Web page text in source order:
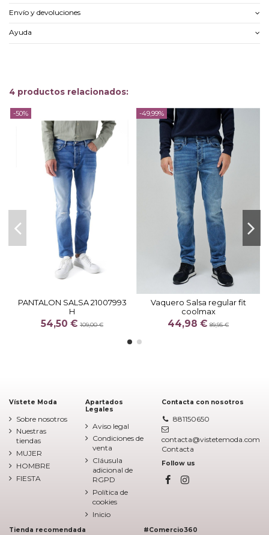
Envío y devoluciones
Ayuda
4 productos relacionados:
-50%
PANTALON SALSA 21007993
H
54,50 € 109,00 €
-49,99%
Vaquero Salsa regular fit
coolmax
44,98 € 89,95 €
Vístete Moda
Sobre nosotros
Nuestras
tiendas
MUJER
HOMBRE
FIESTA
Apartados
Legales
Aviso legal
Condiciones de
venta
Cláusula
adicional de
RGPD
Política de
cookies
Inicio
Contacta con nosotros
881150650
contacta@vistetemoda.com
Contacta
Follow us
Tienda recomendada #Comercio360